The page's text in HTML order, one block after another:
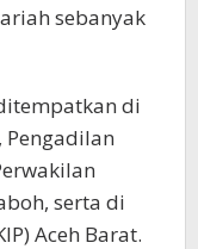
sebanyak
di
Pengadilan
serta di
Aceh Barat.